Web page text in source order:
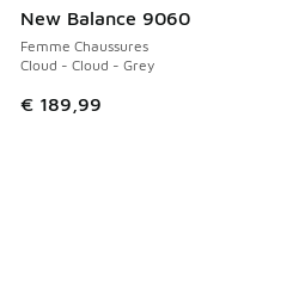
New Balance 9060
Femme Chaussures
Cloud - Cloud - Grey
€ 189,99